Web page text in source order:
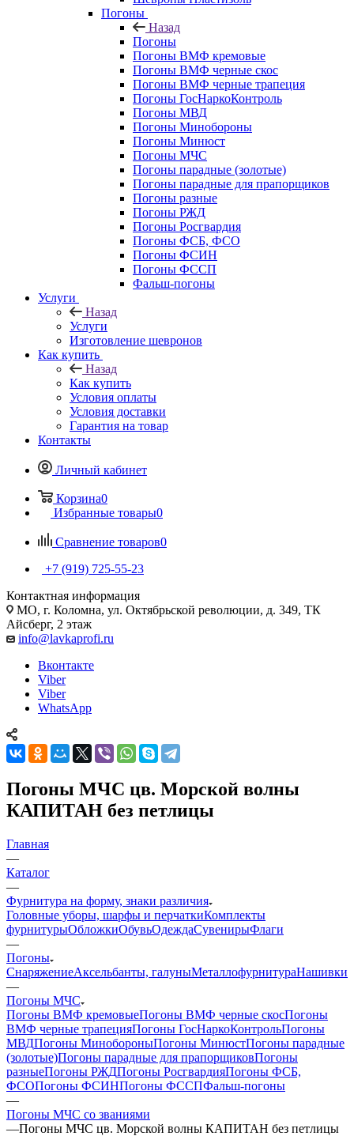
Погоны
Назад
Погоны
Погоны ВМФ кремовые
Погоны ВМФ черные скос
Погоны ВМФ черные трапеция
Погоны ГосНаркоКонтроль
Погоны МВД
Погоны Минобороны
Погоны Минюст
Погоны МЧС
Погоны парадные (золотые)
Погоны парадные для прапорщиков
Погоны разные
Погоны РЖД
Погоны Росгвардия
Погоны ФСБ, ФСО
Погоны ФСИН
Погоны ФССП
Фальш-погоны
Услуги
Назад
Услуги
Изготовление шевронов
Как купить
Назад
Как купить
Условия оплаты
Условия доставки
Гарантия на товар
Контакты
Личный кабинет
Корзина0
Избранные товары0
Сравнение товаров0
+7 (919) 725-55-23
Контактная информация
МО, г. Коломна, ул. Октябрьской революции, д. 349, ТК
Айсберг, 2 этаж
info@lavkaprofi.ru
Вконтакте
Viber
Viber
WhatsApp
Погоны МЧС цв. Морской волны
КАПИТАН без петлицы
Главная
—
Каталог
—
Фурнитура на форму, знаки различия
Головные уборы, шарфы и перчаткиКомплекты
фурнитурыОбложкиОбувьОдеждаСувенирыФлаги
—
Погоны
СнаряжениеАксельбанты, галуныМеталлофурнитураНашивки
—
Погоны МЧС
Погоны ВМФ кремовыеПогоны ВМФ черные скосПогоны
ВМФ черные трапецияПогоны ГосНаркоКонтрольПогоны
МВДПогоны МинобороныПогоны МинюстПогоны парадные
(золотые)Погоны парадные для прапорщиковПогоны
разныеПогоны РЖДПогоны РосгвардияПогоны ФСБ,
ФСОПогоны ФСИНПогоны ФССПФальш-погоны
—
Погоны МЧС со званиями
—Погоны МЧС цв. Морской волны КАПИТАН без петлицы